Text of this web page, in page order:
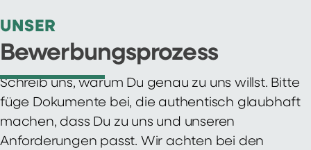
UNSER
Bewerbungsprozess
Schreib uns, warum Du genau zu uns willst. Bitte
füge Dokumente bei, die authentisch glaubhaft
machen, dass Du zu uns und unseren
Anforderungen passt. Wir achten bei den